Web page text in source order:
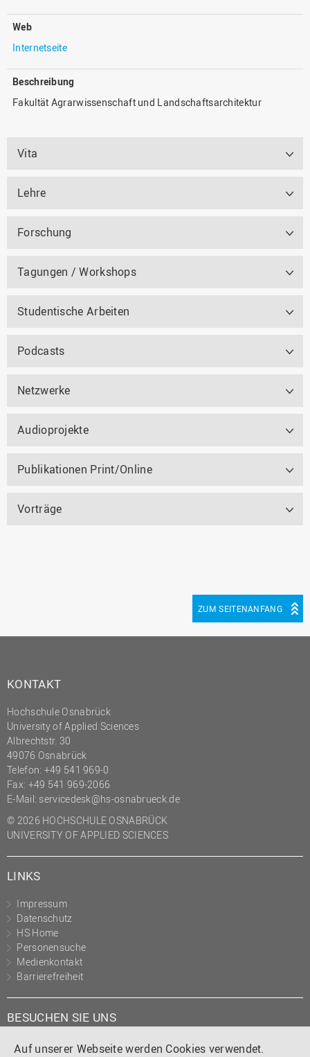
Auf unserer Webseite werden Cookies verwendet.
Web
Internetseite
Beschreibung
Fakultät Agrarwissenschaft und Landschaftsarchitektur
Vita
Lehre
Forschung
Tagungen / Workshops
Studentische Arbeiten
Podcasts
Netzwerke
Audioprojekte
Publikationen Print/Online
Vorträge
ZUM SEITENANFANG
KONTAKT
Hochschule Osnabrück
University of Applied Sciences
Albrechtstr. 30
49076 Osnabrück
Telefon: +49 541 969-0
Fax: +49 541 969-2066
E-Mail: servicedesk@hs-osnabrueck.de
© 2026 HOCHSCHULE OSNABRÜCK
UNIVERSITY OF APPLIED SCIENCES
LINKS
Impressum
Datenschutz
HS Home
Personensuche
Medienkontakt
Barrierefreiheit
BESUCHEN SIE UNS
Instagram
TiktokLinkedIn
YouTube
Facebook